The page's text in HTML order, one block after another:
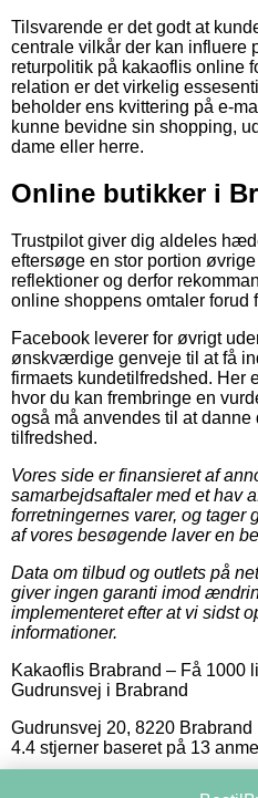
Tilsvarende er det godt at
centrale vilkår der kan influere
returpolitik på kakaoflis online
relation er det virkelig
beholder ens kvittering på e-
kunne bevidne sin shopping,
dame eller herre.
Online butikker i
Trustpilot giver dig aldeles
eftersøge en stor portion
reflektioner og derfor
online shoppens omtaler forud
Facebook leverer for øvrigt
ønskværdige genveje til at få
firmaets kundetilfredshed. Her
hvor du kan frembringe en
også må anvendes til at
tilfredshed.
Vores side er finansieret af
samarbejdsaftaler med et hav
forretningernes varer, og
af vores besøgende laver en
Data om tilbud og outlets på
giver ingen garanti imod
implementeret efter at vi sidst
informationer.
Kakaoflis Brabrand – Få 1000
Gudrunsvej i Brabrand
Gudrunsvej 20, 8220 Brabrand
4.4 stjerner baseret på 13